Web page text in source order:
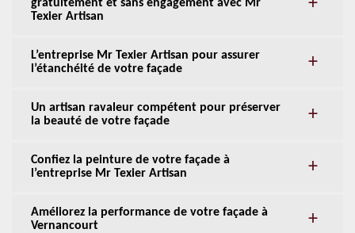
gratuitement et sans engagement avec Mr
Texier Artisan
L’entreprise Mr Texier Artisan pour assurer
l’étanchéité de votre façade
Un artisan ravaleur compétent pour préserver
la beauté de votre façade
Confiez la peinture de votre façade à
l’entreprise Mr Texier Artisan
Améliorez la performance de votre façade à
Vernancourt